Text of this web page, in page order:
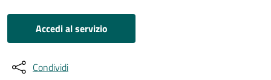
Accedi al servizio
Condividi